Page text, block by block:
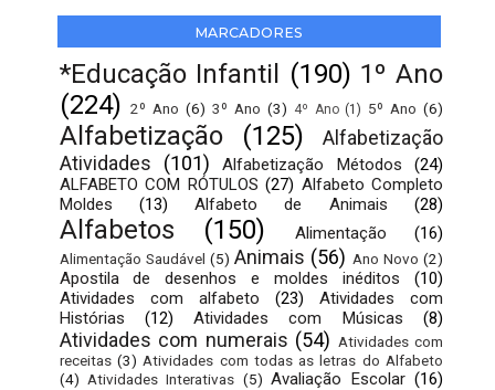
MARCADORES
*Educação Infantil (190) 1º Ano
(224) 2º Ano (6) 3º Ano (3) 4º Ano (1) 5º Ano (6)
Alfabetização (125)
Alfabetização
Atividades
(101) Alfabetização Métodos
(24)
ALFABETO COM RÓTULOS (27) Alfabeto Completo
Moldes
(13) Alfabeto de Animais (28)
Alfabetos (150) Alimentação (16)
Alimentação Saudável (5) Animais (56) Ano Novo (2)
Apostila de desenhos e moldes inéditos
(10)
Atividades com alfabeto
(23)
Atividades com
Histórias
(12) Atividades com Músicas (8)
Atividades com numerais (54) Atividades com
receitas (3) Atividades com todas as letras do Alfabeto
(4) Atividades Interativas (5) Avaliação Escolar (16)